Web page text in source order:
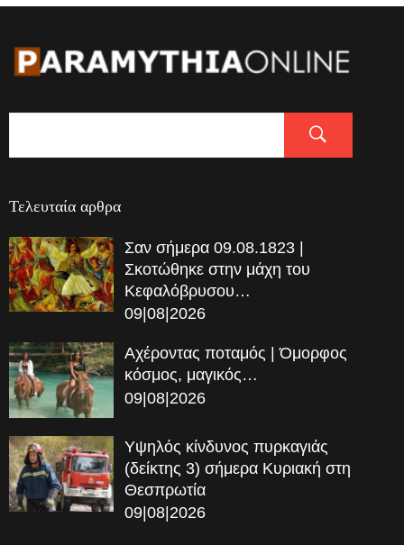
Τελευταία αρθρα
Σαν σήμερα 09.08.1823 |
Σκοτώθηκε στην μάχη του
Κεφαλόβρυσου…
09|08|2026
Αχέροντας ποταμός | Όμορφος
κόσμος, μαγικός…
09|08|2026
Υψηλός κίνδυνος πυρκαγιάς
(δείκτης 3) σήμερα Κυριακή στη
Θεσπρωτία
09|08|2026